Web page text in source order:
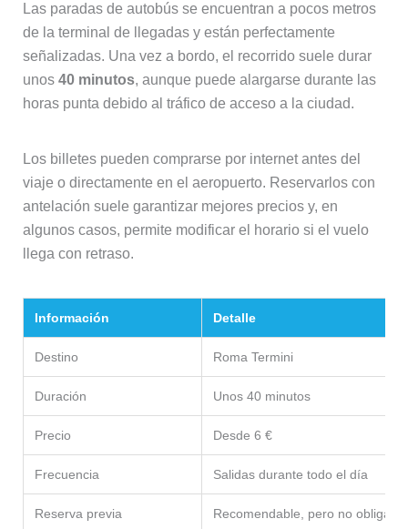
Las paradas de autobús se encuentran a pocos metros
de la terminal de llegadas y están perfectamente
señalizadas. Una vez a bordo, el recorrido suele durar
unos 40 minutos, aunque puede alargarse durante las
horas punta debido al tráfico de acceso a la ciudad.
Los billetes pueden comprarse por internet antes del
viaje o directamente en el aeropuerto. Reservarlos con
antelación suele garantizar mejores precios y, en
algunos casos, permite modificar el horario si el vuelo
llega con retraso.
Información Detalle
Destino Roma Termini
Duración Unos 40 minutos
Precio Desde 6 €
Frecuencia Salidas durante todo el día
Reserva previa Recomendable, pero no